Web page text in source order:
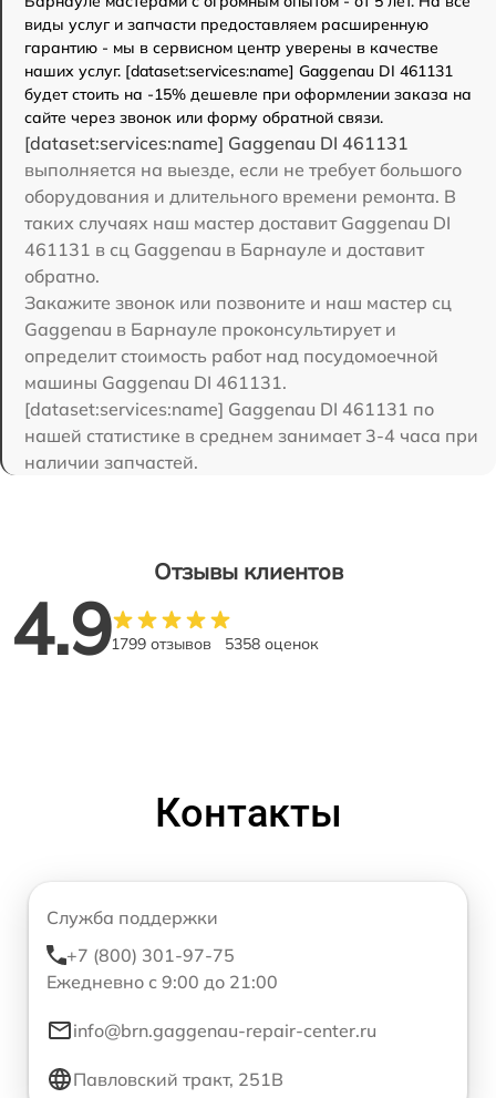
виды услуг и запчасти предоставляем расширенную
гарантию - мы в сервисном центр уверены в качестве
наших услуг. [dataset:services:name] Gaggenau DI 461131
будет стоить на -15% дешевле при оформлении заказа на
сайте через звонок или форму обратной связи.
[dataset:services:name] Gaggenau DI 461131
выполняется на выезде, если не требует большого
оборудования и длительного времени ремонта. В
таких случаях наш мастер доставит Gaggenau DI
461131 в сц Gaggenau в Барнауле и доставит
обратно.
Закажите звонок или позвоните и наш мастер сц
Gaggenau в Барнауле проконсультирует и
определит стоимость работ над посудомоечной
машины Gaggenau DI 461131.
[dataset:services:name] Gaggenau DI 461131 по
нашей статистике в среднем занимает 3-4 часа при
наличии запчастей.
Отзывы клиентов
4.91799 отзывов 5358 оценок
Контакты
Служба поддержки
+7 (800) 301-97-75
Ежедневно с 9:00 до 21:00
info@brn.gaggenau-repair-center.ru
Павловский тракт, 251В